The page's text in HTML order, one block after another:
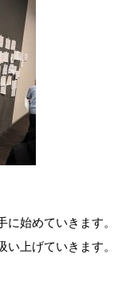
始めていきます。
上げていきます。